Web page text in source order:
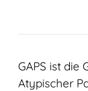
GAPS ist die
Atypischer